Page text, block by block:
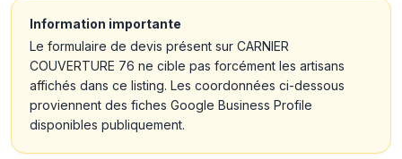
Information importante
Le formulaire de devis présent sur CARNIER
COUVERTURE 76 ne cible pas forcément les artisans
affichés dans ce listing. Les coordonnées ci-dessous
proviennent des fiches Google Business Profile
disponibles publiquement.